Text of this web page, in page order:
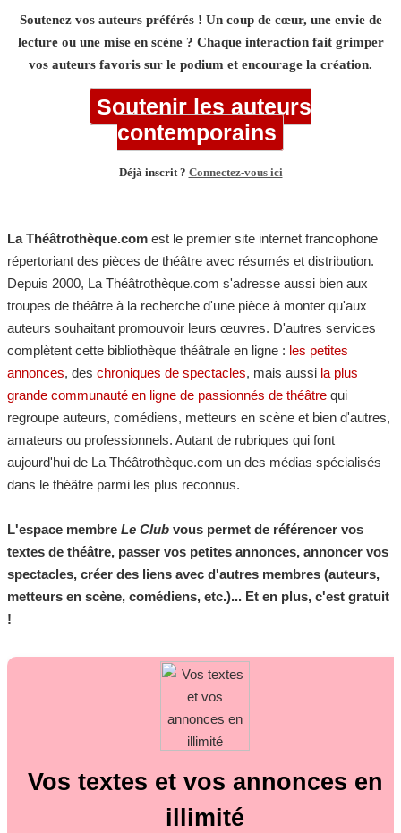
Soutenez vos auteurs préférés ! Un coup de cœur, une envie de
lecture ou une mise en scène ? Chaque interaction fait grimper
vos auteurs favoris sur le podium et encourage la création.
Soutenir les auteurs
contemporains
Déjà inscrit ? Connectez-vous ici
La Théâtrothèque.com est le premier site internet francophone
répertoriant des pièces de théâtre avec résumés et distribution.
Depuis 2000, La Théâtrothèque.com s'adresse aussi bien aux
troupes de théâtre à la recherche d'une pièce à monter qu'aux
auteurs souhaitant promouvoir leurs œuvres. D'autres services
complètent cette bibliothèque théâtrale en ligne : les petites
annonces, des chroniques de spectacles, mais aussi la plus
grande communauté en ligne de passionnés de théâtre qui
regroupe auteurs, comédiens, metteurs en scène et bien d'autres,
amateurs ou professionnels. Autant de rubriques qui font
aujourd'hui de La Théâtrothèque.com un des médias spécialisés
dans le théâtre parmi les plus reconnus.
L'espace membre Le Club vous permet de référencer vos
textes de théâtre, passer vos petites annonces, annoncer vos
spectacles, créer des liens avec d'autres membres (auteurs,
metteurs en scène, comédiens, etc.)... Et en plus, c'est gratuit
!
Vos textes et vos annonces en
illimité